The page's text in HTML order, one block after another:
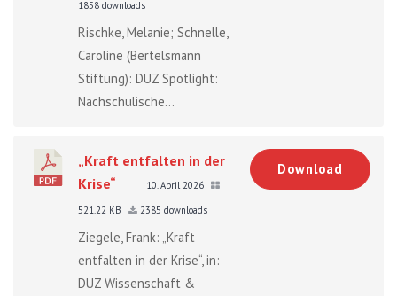
1858 downloads
Rischke, Melanie; Schnelle,
Caroline (Bertelsmann
Stiftung): DUZ Spotlight:
Nachschulische...
„Kraft entfalten in der
Krise“
10. April 2026
521.22 KB
2385 downloads
Ziegele, Frank: „Kraft
entfalten in der Krise“, in:
DUZ Wissenschaft &
Download